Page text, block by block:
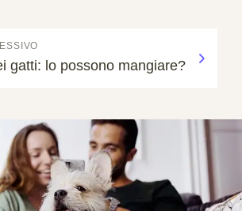
gatti: lo possono mangiare?